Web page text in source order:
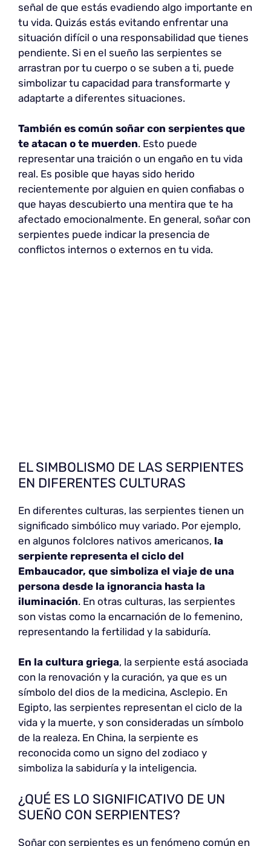
señal de que estás evadiendo algo importante en
tu vida. Quizás estás evitando enfrentar una
situación difícil o una responsabilidad que tienes
pendiente. Si en el sueño las serpientes se
arrastran por tu cuerpo o se suben a ti, puede
simbolizar tu capacidad para transformarte y
adaptarte a diferentes situaciones.
También es común soñar con serpientes que
te atacan o te muerden. Esto puede
representar una traición o un engaño en tu vida
real. Es posible que hayas sido herido
recientemente por alguien en quien confiabas o
que hayas descubierto una mentira que te ha
afectado emocionalmente. En general, soñar con
serpientes puede indicar la presencia de
conflictos internos o externos en tu vida.
EL SIMBOLISMO DE LAS SERPIENTES
EN DIFERENTES CULTURAS
En diferentes culturas, las serpientes tienen un
significado simbólico muy variado. Por ejemplo,
en algunos folclores nativos americanos, la
serpiente representa el ciclo del
Embaucador, que simboliza el viaje de una
persona desde la ignorancia hasta la
iluminación. En otras culturas, las serpientes
son vistas como la encarnación de lo femenino,
representando la fertilidad y la sabiduría.
En la cultura griega, la serpiente está asociada
con la renovación y la curación, ya que es un
símbolo del dios de la medicina, Asclepio. En
Egipto, las serpientes representan el ciclo de la
vida y la muerte, y son consideradas un símbolo
de la realeza. En China, la serpiente es
reconocida como un signo del zodiaco y
simboliza la sabiduría y la inteligencia.
¿QUÉ ES LO SIGNIFICATIVO DE UN
SUEÑO CON SERPIENTES?
Soñar con serpientes es un fenómeno común en